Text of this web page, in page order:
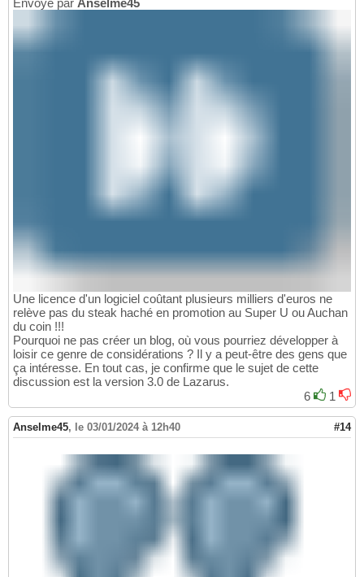
Envoyé par Anselme45
Une licence d'un logiciel coûtant plusieurs milliers d'euros ne
relève pas du steak haché en promotion au Super U ou Auchan
du coin !!!
Pourquoi ne pas créer un blog, où vous pourriez développer à
loisir ce genre de considérations ? Il y a peut-être des gens que
ça intéresse. En tout cas, je confirme que le sujet de cette
discussion est la version 3.0 de Lazarus.
6
1
Anselme45, le 03/01/2024 à 12h40 #14